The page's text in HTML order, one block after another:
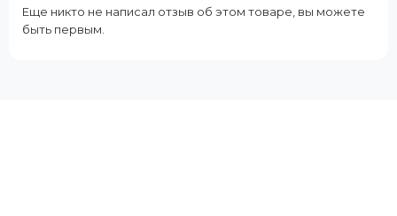
Еще никто не написал отзыв об этом товаре, вы можете
быть первым.